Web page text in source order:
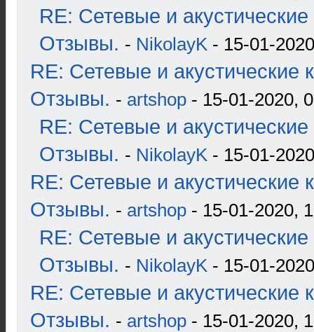
RE: Сетевые и
Отзывы. - NikolayK - 15-01-
RE: Сетевые и акустические
Отзывы. - artshop - 15-01-2020,
RE: Сетевые и
Отзывы. - NikolayK - 15-01-
RE: Сетевые и акустические
Отзывы. - artshop - 15-01-2020,
RE: Сетевые и
Отзывы. - NikolayK - 15-01-
RE: Сетевые и акустические
Отзывы. - artshop - 15-01-2020,